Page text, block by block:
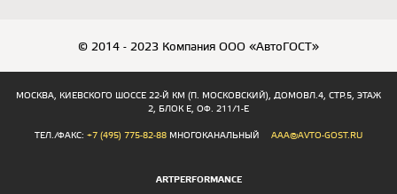
© 2014 - 2023 Компания ООО «АвтоГОСТ»
МОСКВА, КИЕВСКОГО ШОССЕ 22-Й КМ (П. МОСКОВСКИЙ), ДОМОВЛ.4, СТР.5, ЭТАЖ
2, БЛОК Е, ОФ. 211/1-Е
ТЕЛ./ФАКС: +7 (495) 775-82-88 МНОГОКАНАЛЬНЫЙ AAA@AVTO-GOST.RU
ARTPERFORMANCE